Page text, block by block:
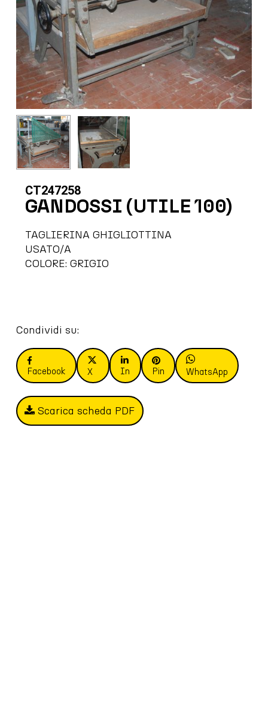
CT247258
GANDOSSI (UTILE 100)
TAGLIERINA GHIGLIOTTINA
USATO/A
COLORE: GRIGIO
Condividi su:
Facebook X In Pin WhatsApp
Scarica scheda PDF